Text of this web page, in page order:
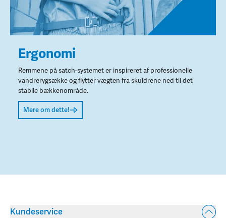
Ergonomi
Remmene på satch-systemet er inspireret af professionelle
vandrerygsække og flytter vægten fra skuldrene ned til det
stabile bækkenområde.
Mere om dette!
Kundeservice